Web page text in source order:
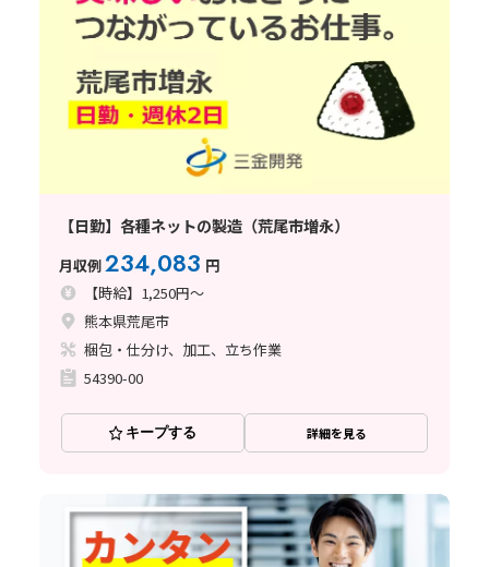
【日勤】各種ネットの製造（荒尾市増永）
月収例234,083 円
【時給】1,250円～
熊本県荒尾市
梱包・仕分け、加工、立ち作業
54390-00
キープする 詳細を見る